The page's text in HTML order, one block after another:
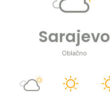
Sarajevo
Oblačno